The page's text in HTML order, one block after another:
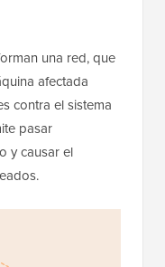
una red, que
afectada
contra el sistema
pasar
y causar el